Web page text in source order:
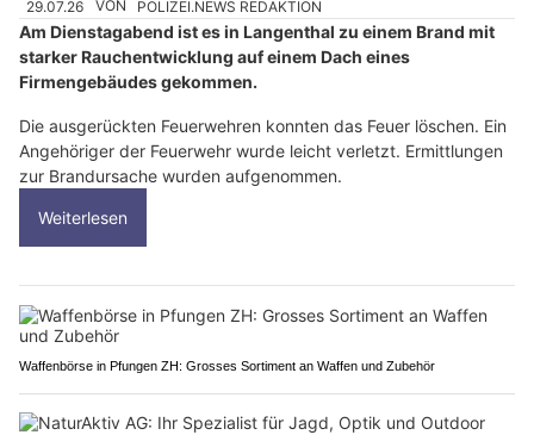
29.07.26 VON POLIZEI.NEWS REDAKTION
Am Dienstagabend ist es in Langenthal zu einem Brand mit
starker Rauchentwicklung auf einem Dach eines
Firmengebäudes gekommen.
Die ausgerückten Feuerwehren konnten das Feuer löschen. Ein
Angehöriger der Feuerwehr wurde leicht verletzt. Ermittlungen
zur Brandursache wurden aufgenommen.
Weiterlesen
Waffenbörse in Pfungen ZH: Grosses Sortiment an Waffen und Zubehör